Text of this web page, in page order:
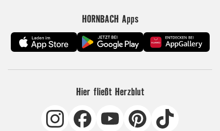
HORNBACH Apps
Hier fließt Herzblut